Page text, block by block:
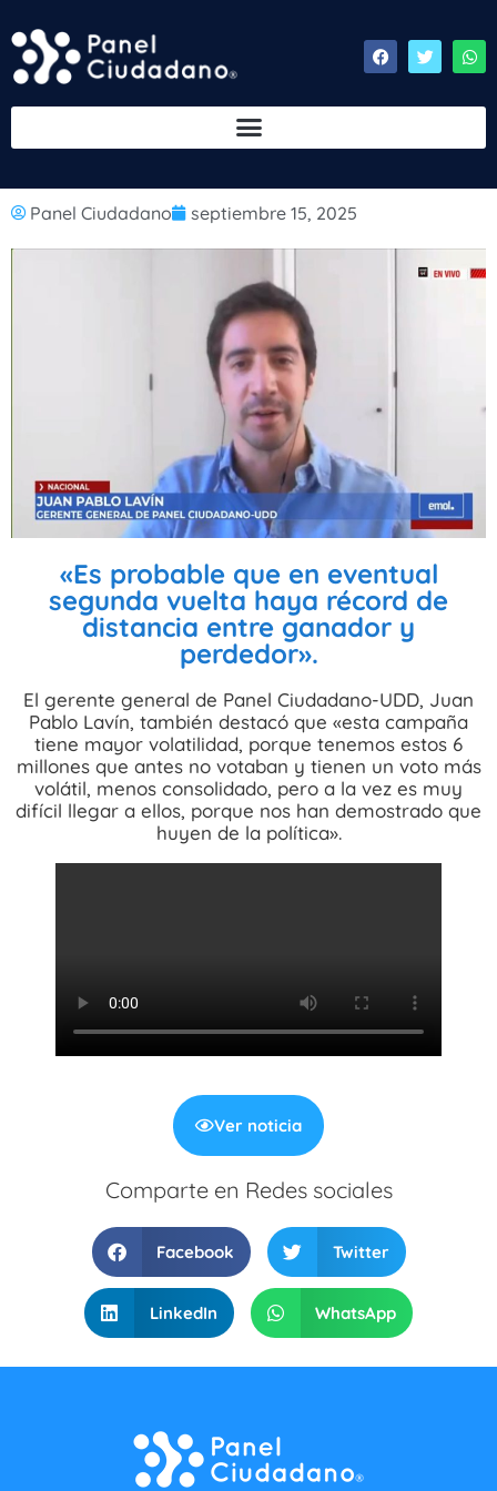
Panel Ciudadano septiembre 15, 2025
«Es probable que en eventual
segunda vuelta haya récord de
distancia entre ganador y
perdedor».
El gerente general de Panel Ciudadano-UDD, Juan
Pablo Lavín, también destacó que «esta campaña
tiene mayor volatilidad, porque tenemos estos 6
millones que antes no votaban y tienen un voto más
volátil, menos consolidado, pero a la vez es muy
difícil llegar a ellos, porque nos han demostrado que
huyen de la política».
Ver noticia
Comparte en Redes sociales
Facebook Twitter
LinkedIn WhatsApp